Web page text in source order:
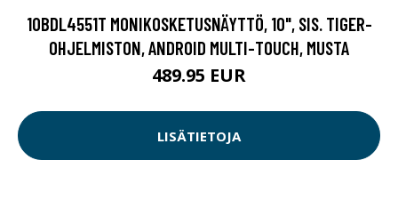
10BDL4551T MONIKOSKETUSNÄYTTÖ, 10", SIS. TIGER-
OHJELMISTON, ANDROID MULTI-TOUCH, MUSTA
489.95 EUR
LISÄTIETOJA